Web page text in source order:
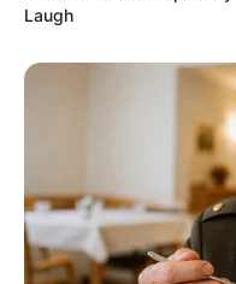
Laugh